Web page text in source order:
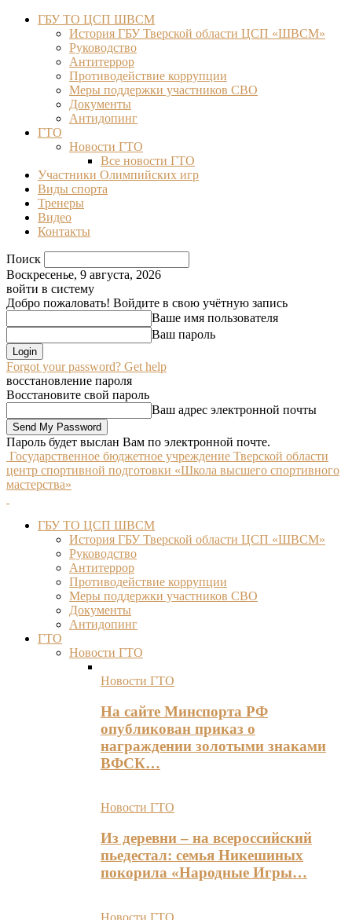
ГБУ ТО ЦСП ШВСМ
История ГБУ Тверской области ЦСП «ШВСМ»
Руководство
Антитеррор
Противодействие коррупции
Меры поддержки участников СВО
Документы
Антидопинг
ГТО
Новости ГТО
Все новости ГТО
Участники Олимпийских игр
Виды спорта
Тренеры
Видео
Контакты
Поиск
Воскресенье, 9 августа, 2026
войти в систему
Добро пожаловать! Войдите в свою учётную запись
Ваше имя пользователя
Ваш пароль
Forgot your password? Get help
восстановление пароля
Восстановите свой пароль
Ваш адрес электронной почты
Пароль будет выслан Вам по электронной почте.
Государственное бюджетное учреждение Тверской области
центр спортивной подготовки «Школа высшего спортивного
мастерства»
ГБУ ТО ЦСП ШВСМ
История ГБУ Тверской области ЦСП «ШВСМ»
Руководство
Антитеррор
Противодействие коррупции
Меры поддержки участников СВО
Документы
Антидопинг
ГТО
Новости ГТО
Новости ГТО
На сайте Минспорта РФ
опубликован приказ о
награждении золотыми знаками
ВФСК…
Новости ГТО
Из деревни – на всероссийский
пьедестал: семья Никешиных
покорила «Народные Игры…
Новости ГТО